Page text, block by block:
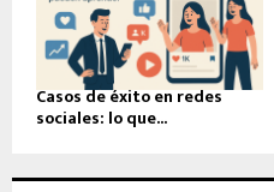
Casos de éxito en redes
sociales: lo que...